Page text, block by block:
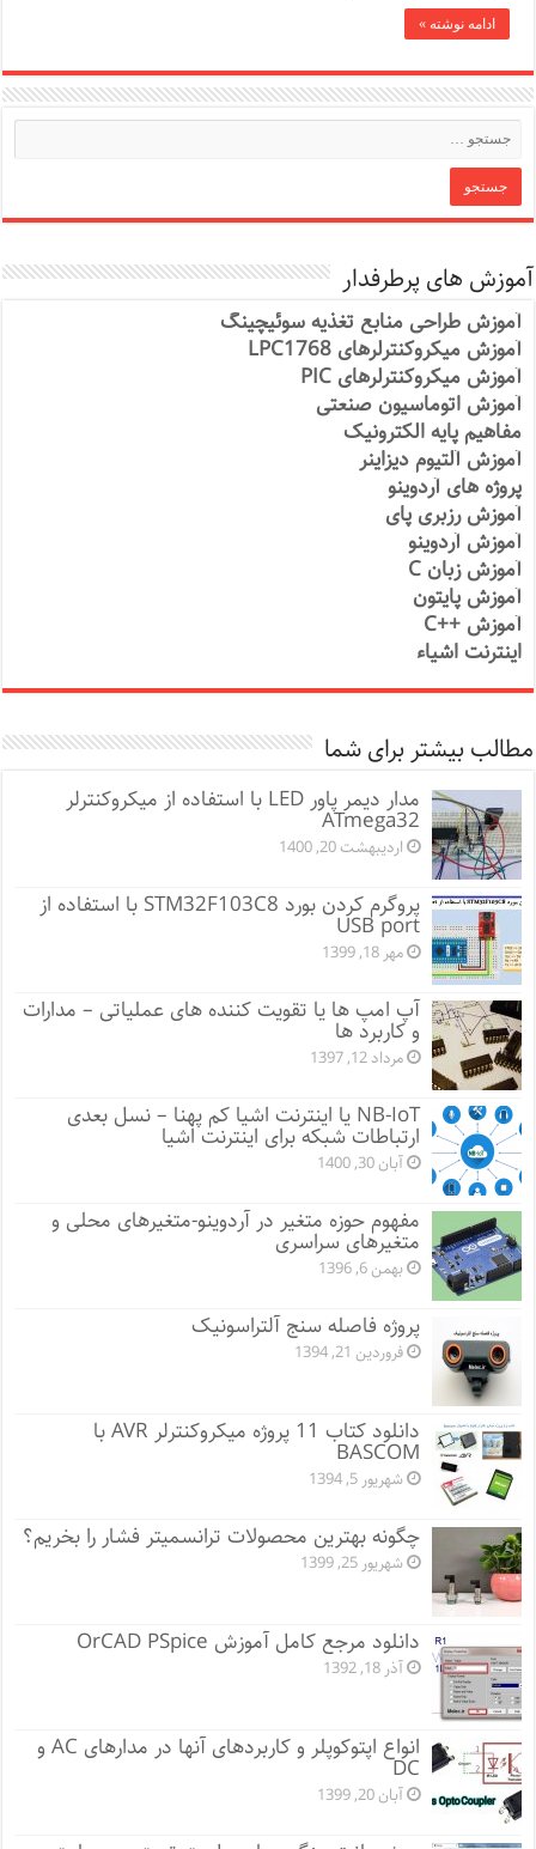
ادامه نوشته »
آموزش های پرطرفدار
آموزش طراحی منابع تغذیه سوئیچینگ
آموزش میکروکنترلرهای LPC1768
آموزش میکروکنترلرهای PIC
آموزش اتوماسیون صنعتی
مفاهیم پایه الکترونیک
آموزش آلتیوم دیزاینر
پروژه های آردوینو
آموزش رزبری پای
آموزش آردوینو
آموزش زبان C
آموزش پایتون
آموزش ++C
اینترنت اشیاء
مطالب بیشتر برای شما
مدار دیمر پاور LED با استفاده از میکروکنترلر
ATmega32
اردیبهشت 20, 1400
پروگرم کردن بورد STM32F103C8 با استفاده از
USB port
مهر 18, 1399
آپ امپ ها یا تقویت کننده های عملیاتی – مدارات
و کاربرد ها
مرداد 12, 1397
NB-IoT یا اینترنت اشیا کم پهنا – نسل بعدی
ارتباطات شبکه برای اینترنت اشیا
آبان 30, 1400
مفهوم حوزه متغیر در آردوینو-متغیرهای محلی و
متغیرهای سراسری
بهمن 6, 1396
پروژه فاصله سنج آلتراسونیک
فروردین 21, 1394
دانلود کتاب 11 پروژه میکروکنترلر AVR با
BASCOM
شهریور 5, 1394
چگونه بهترین محصولات ترانسمیتر فشار را بخریم؟
شهریور 25, 1399
دانلود مرجع کامل آموزش OrCAD PSpice
آذر 18, 1392
انواع اپتوکوپلر و کاربردهای آنها در مدارهای AC و
DC
آبان 20, 1399